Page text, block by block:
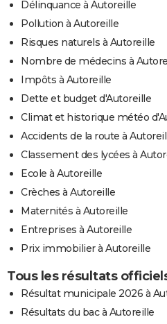
Délinquance à Autoreille
Pollution à Autoreille
Risques naturels à Autoreille
Nombre de médecins à
Impôts à Autoreille
Dette et budget d'Autoreille
Climat et historique météo
Accidents de la route à
Classement des lycées à
Ecole à Autoreille
Crèches à Autoreille
Maternités à Autoreille
Entreprises à Autoreille
Prix immobilier à Autoreille
Tous les résultats
Résultat municipale 2026 à
Résultats du bac à Autoreille